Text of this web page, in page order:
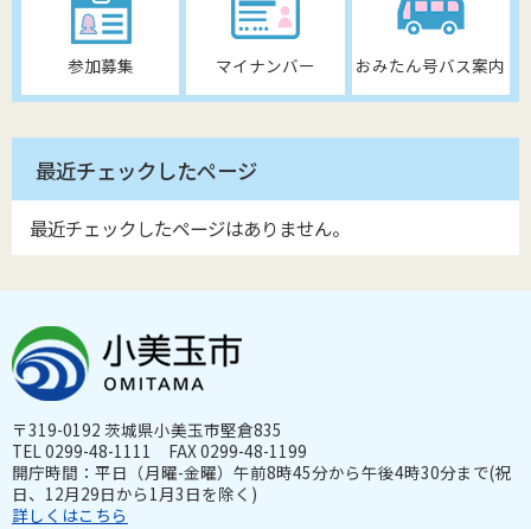
参加募集 マイナンバー おみたん号バス案内
最近チェックしたページ
最近チェックしたページはありません。
〒319-0192 茨城県小美玉市堅倉835
TEL 0299-48-1111 FAX 0299-48-1199
開庁時間：平日（月曜-金曜）午前8時45分から午後4時30分まで(祝
日、12月29日から1月3日を除く)
詳しくはこちら